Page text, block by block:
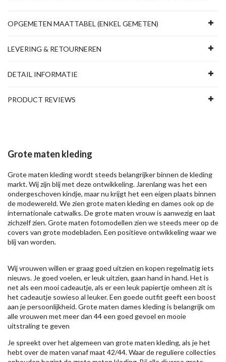
OPGEMETEN MAATTABEL (ENKEL GEMETEN)
LEVERING & RETOURNEREN
DETAIL INFORMATIE
PRODUCT REVIEWS
Grote maten kleding
Grote maten kleding wordt steeds belangrijker binnen de kleding
markt. Wij zijn blij met deze ontwikkeling. Jarenlang was het een
ondergeschoven kindje, maar nu krijgt het een eigen plaats binnen
de modewereld. We zien grote maten kleding en dames ook op de
internationale catwalks. De grote maten vrouw is aanwezig en laat
zichzelf zien. Grote maten fotomodellen zien we steeds meer op de
covers van grote modebladen. Een positieve ontwikkeling waar we
blij van worden.
Wij vrouwen willen er graag goed uitzien en kopen regelmatig iets
nieuws. Je goed voelen, er leuk uitzien, gaan hand in hand. Het is
net als een mooi cadeautje, als er een leuk papiertje omheen zit is
het cadeautje sowieso al leuker. Een goede outfit geeft een boost
aan je persoonlijkheid. Grote maten dames kleding is belangrijk om
alle vrouwen met meer dan 44 een goed gevoel en mooie
uitstraling te geven
Je spreekt over het algemeen van grote maten kleding, als je het
hebt over de maten vanaf maat 42/44. Waar de reguliere collecties